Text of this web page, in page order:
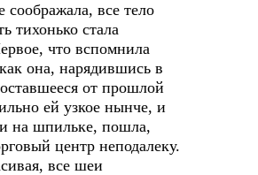
соображала, все тело
тихонько стала
что вспомнила
она, нарядившись в
от прошлой
ей узкое нынче, и
на шпильке, пошла,
центр неподалеку.
все шеи